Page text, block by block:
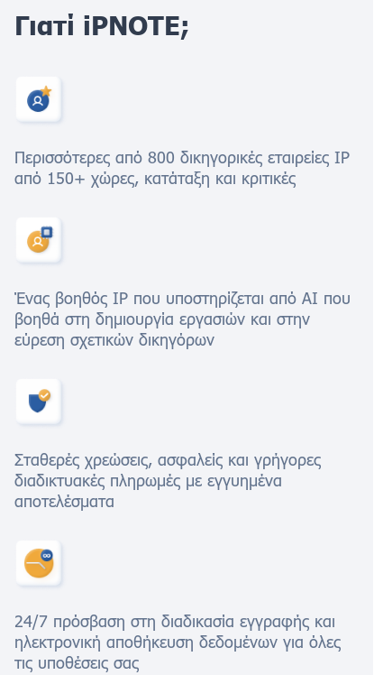
Γιατί iPNOTE;
Περισσότερες από 800 δικηγορικές εταιρείες IP
από 150+ χώρες, κατάταξη και κριτικές
Ένας βοηθός IP που υποστηρίζεται από AI που
βοηθά στη δημιουργία εργασιών και στην
εύρεση σχετικών δικηγόρων
Σταθερές χρεώσεις, ασφαλείς και γρήγορες
διαδικτυακές πληρωμές με εγγυημένα
αποτελέσματα
24/7 πρόσβαση στη διαδικασία εγγραφής και
ηλεκτρονική αποθήκευση δεδομένων για όλες
τις υποθέσεις σας